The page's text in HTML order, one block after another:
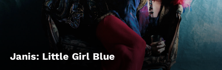
Janis: Little Girl Blue